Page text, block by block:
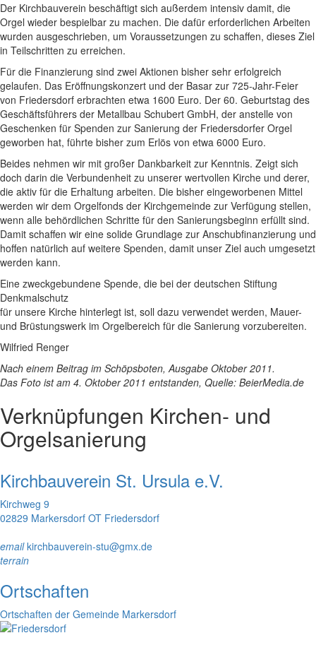
Der Kirchbauverein beschäftigt sich außerdem intensiv damit, die
Orgel wieder bespielbar zu machen. Die dafür erforderlichen Arbeiten
wurden ausgeschrieben, um Voraussetzungen zu schaffen, dieses Ziel
in Teilschritten zu erreichen.
Für die Finanzierung sind zwei Aktionen bisher sehr erfolgreich
gelaufen. Das Eröffnungskonzert und der Basar zur 725-Jahr-Feier
von Friedersdorf erbrachten etwa 1600 Euro. Der 60. Geburtstag des
Geschäftsführers der Metallbau Schubert GmbH, der anstelle von
Geschenken für Spenden zur Sanierung der Friedersdorfer Orgel
geworben hat, führte bisher zum Erlös von etwa 6000 Euro.
Beides nehmen wir mit großer Dankbarkeit zur Kenntnis. Zeigt sich
doch darin die Verbundenheit zu unserer wertvollen Kirche und derer,
die aktiv für die Erhaltung arbeiten. Die bisher eingeworbenen Mittel
werden wir dem Orgelfonds der Kirchgemeinde zur Verfügung stellen,
wenn alle behördlichen Schritte für den Sanierungsbeginn erfüllt sind.
Damit schaffen wir eine solide Grundlage zur Anschubfinanzierung und
hoffen natürlich auf weitere Spenden, damit unser Ziel auch umgesetzt
werden kann.
Eine zweckgebundene Spende, die bei der deutschen Stiftung
Denkmalschutz
für unsere Kirche hinterlegt ist, soll dazu verwendet werden, Mauer-
und Brüstungswerk im Orgelbereich für die Sanierung vorzubereiten.
Wilfried Renger
Nach einem Beitrag im Schöpsboten, Ausgabe Oktober 2011.
Das Foto ist am 4. Oktober 2011 entstanden, Quelle: BeierMedia.de
Verknüpfungen Kirchen- und
Orgelsanierung
Kirchbauverein St. Ursula e.V.
Kirchweg 9
02829 Markersdorf OT Friedersdorf
emailkirchbauverein-stu@gmx.de
terrain
Ortschaften
Ortschaften der Gemeinde Markersdorf